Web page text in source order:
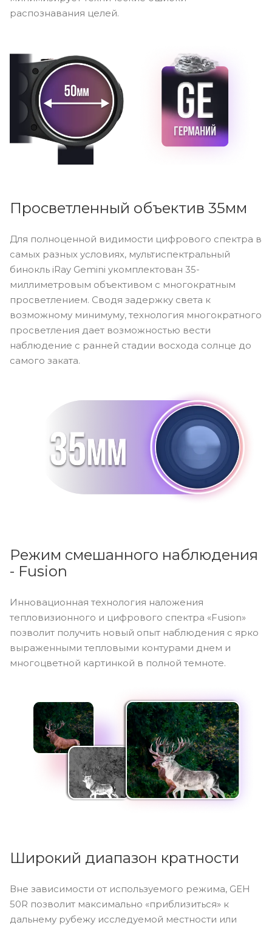
распознавания целей.
Просветленный объектив 35мм
Для полноценной видимости цифрового спектра в
самых разных условиях, мультиспектральный
бинокль iRay Gemini укомплектован 35-
миллиметровым объективом с многократным
просветлением. Сводя задержку света к
возможному минимуму, технология многократного
просветления дает возможностью вести
наблюдение с ранней стадии восхода солнце до
самого заката.
Режим смешанного наблюдения
- Fusion
Инновационная технология наложения
тепловизионного и цифрового спектра «Fusion»
позволит получить новый опыт наблюдения с ярко
выраженными тепловыми контурами днем и
многоцветной картинкой в полной темноте.
Широкий диапазон кратности
Вне зависимости от используемого режима, GEH
50R позволит максимально «приблизиться» к
дальнему рубежу исследуемой местности или